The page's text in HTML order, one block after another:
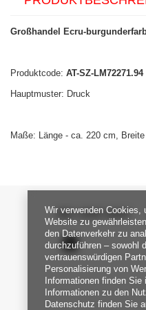
Großhandel Ecru-
Produktcode: AT-SZ-LM72271.94
Hauptmuster: Druck
Maße: Länge - ca. 220 cm,
SEI UNS NAH
Wir verwenden Cookies,
Website zu
den Datenverkehr zu
durchzuführen – sowohl
vertrauenswürdigen
Personalisierung von
Informationen finden Sie
Informationen zu den
Datenschutz finden Sie